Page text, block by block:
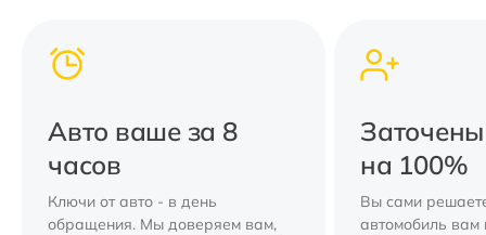
Авто ваше за 8
часов
Ключи от авто - в день
обращения. Мы доверяем вам,
на 100%
Вы сами
автомобиль